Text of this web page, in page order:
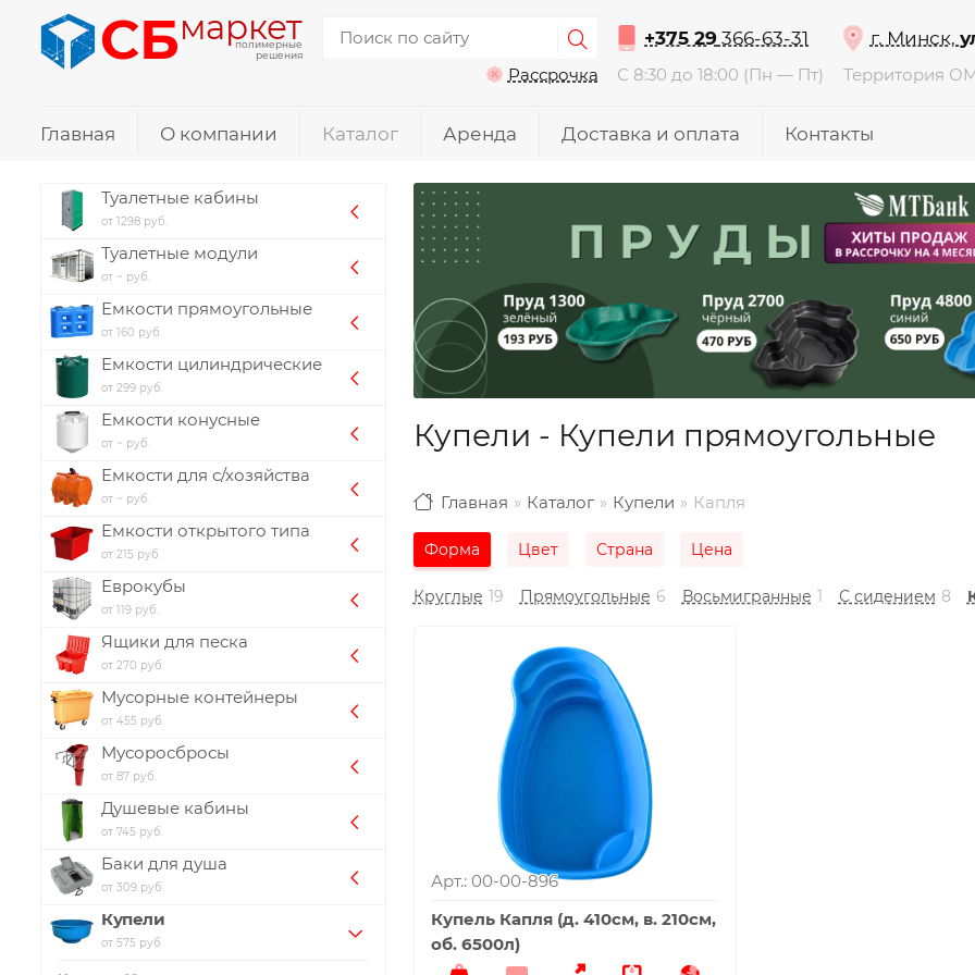
СБмаркет
полимерные
решения
Рассрочка
+375 29 366-63-31
С 8:30 до 18:00 (Пн — Пт)
г. Минск,
Территория
Главная О компании Каталог Аренда Доставка и оплата Контакты
Туалетные кабины
от 1298 руб.
Туалетные модули
от ~ руб.
Емкости прямоугольные
от 160 руб.
Емкости цилиндрические
от 299 руб.
Емкости конусные
от ~ руб.
Емкости для с/хозяйства
от ~ руб.
Емкости открытого типа
от 215 руб.
Еврокубы
от 119 руб.
Ящики для песка
от 270 руб.
Мусорные контейнеры
от 455 руб.
Мусоросбросы
от 87 руб.
Душевые кабины
от 745 руб.
Баки для душа
от 309 руб.
Купели
от 575 руб.
Купели - Купели прямоугольные
Главная Каталог Купели Капля
Форма Цвет Страна Цена
Круглые 19 Прямоугольные 6 Восьмигранные 1 С сидением 8
Арт.: 00-00-896
Купель Капля (д. 410см, в. 210см,
об. 6500л)